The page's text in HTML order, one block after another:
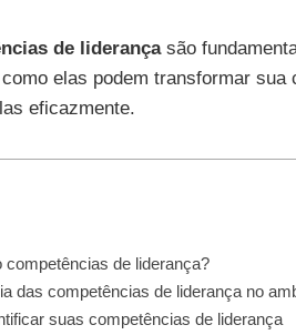
de liderançasão
elas podem transformar
eficazmente.
competências de liderança?
das competências de liderança no
suas competências de liderança